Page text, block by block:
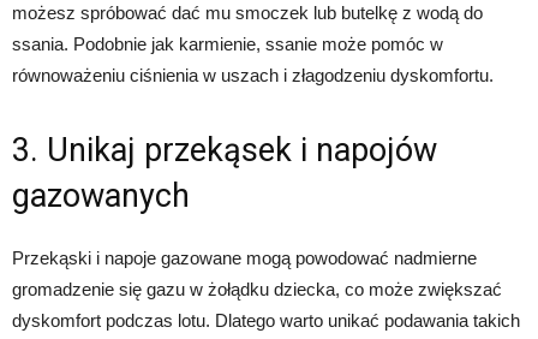
możesz spróbować dać mu smoczek lub butelkę z wodą do
ssania. Podobnie jak karmienie, ssanie może pomóc w
równoważeniu ciśnienia w uszach i złagodzeniu dyskomfortu.
3. Unikaj przekąsek i napojów
gazowanych
Przekąski i napoje gazowane mogą powodować nadmierne
gromadzenie się gazu w żołądku dziecka, co może zwiększać
dyskomfort podczas lotu. Dlatego warto unikać podawania takich